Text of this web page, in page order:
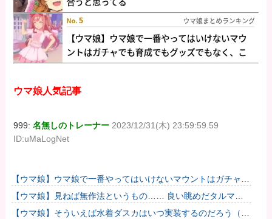
ウマ娘人気記事
999:名無しのトレーナー 2023/12/31(木) 23:59:59.59
ID:uMaLogNet
【ウマ娘】ウマ娘で一番やってはいけないマウントはガチャで
も育成でもグッズでもなく、これ。
【ウマ娘】見ねば無作法というもの…… 良い眺めだタルマ
エ…（殴
【ウマ娘】そういえば水着ダスカはいつ実装するのだろう（ﾃﾞ